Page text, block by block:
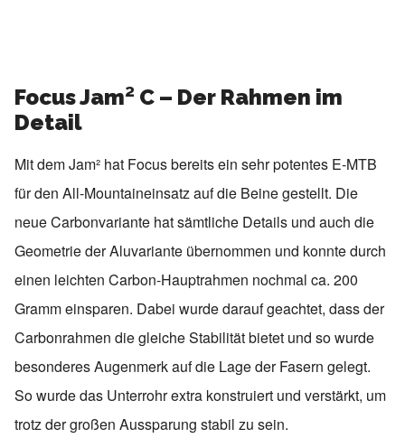
Focus Jam² C – Der Rahmen im
Detail
Mit dem Jam² hat Focus bereits ein sehr potentes E-MTB
für den All-Mountaineinsatz auf die Beine gestellt. Die
neue Carbonvariante hat sämtliche Details und auch die
Geometrie der Aluvariante übernommen und konnte durch
einen leichten Carbon-Hauptrahmen nochmal ca. 200
Gramm einsparen. Dabei wurde darauf geachtet, dass der
Carbonrahmen die gleiche Stabilität bietet und so wurde
besonderes Augenmerk auf die Lage der Fasern gelegt.
So wurde das Unterrohr extra konstruiert und verstärkt, um
trotz der großen Aussparung stabil zu sein.